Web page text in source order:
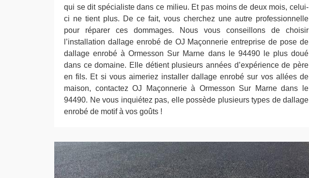
qui se dit spécialiste dans ce milieu. Et pas moins de deux mois, celui-
ci ne tient plus. De ce fait, vous cherchez une autre professionnelle
pour réparer ces dommages. Nous vous conseillons de choisir
l’installation dallage enrobé de OJ Maçonnerie entreprise de pose de
dallage enrobé à Ormesson Sur Marne dans le 94490 le plus doué
dans ce domaine. Elle détient plusieurs années d’expérience de père
en fils. Et si vous aimeriez installer dallage enrobé sur vos allées de
maison, contactez OJ Maçonnerie à Ormesson Sur Marne dans le
94490. Ne vous inquiétez pas, elle possède plusieurs types de dallage
enrobé de motif à vos goûts !